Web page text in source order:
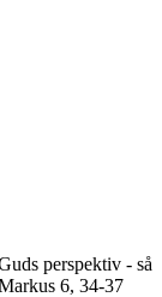
perspektiv - så
6, 34-37